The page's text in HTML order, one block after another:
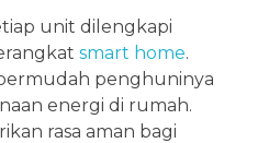
unit dilengkapi
smart home.
penghuninya
energi di rumah.
rasa aman bagi